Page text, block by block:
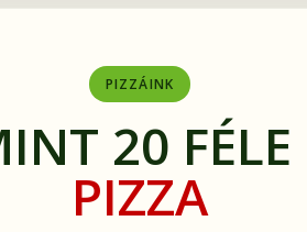
PIZZÁINK
20 FÉLE
PIZZA